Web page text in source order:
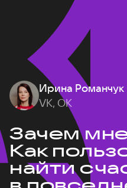
Ирина Романчук
VK, ОК
Зачем
Как
найти